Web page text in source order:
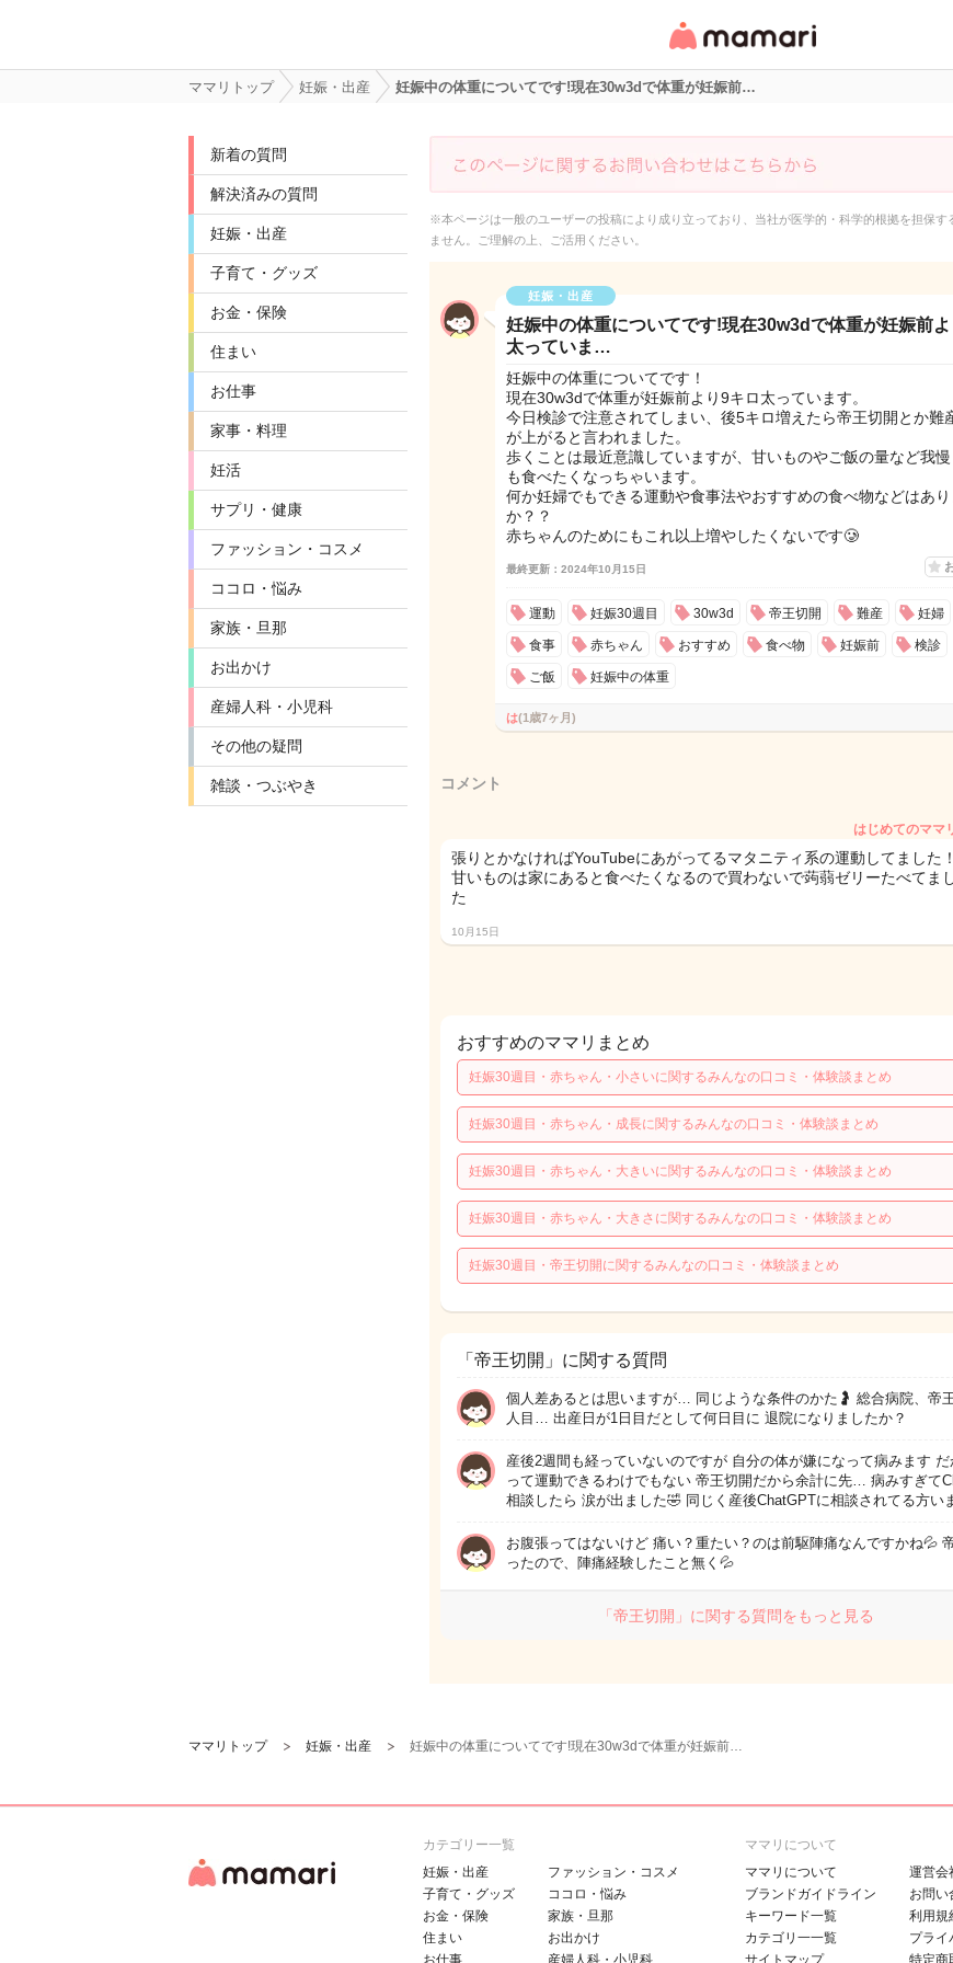
リ・情報サイト
ママリトップ 妊娠・出産 妊娠中の体重についてです!現在30w3dで体重が妊娠前…
新着の質問
解決済みの質問
妊娠・出産
子育て・グッズ
お金・保険
住まい
お仕事
家事・料理
妊活
サプリ・健康
ファッション・コスメ
ココロ・悩み
家族・旦那
お出かけ
産婦人科・小児科
その他の疑問
雑談・つぶやき
※本ページは一般のユーザーの投稿により成り立っており、当社が医学的・科学的根拠を担保す
ません。ご理解の上、ご活用ください。
妊娠・出産
妊娠中の体重についてです!現在30w3dで体重が妊娠前よ
太っていま…
妊娠中の体重についてです！
現在30w3dで体重が妊娠前より9キロ太っています。
今日検診で注意されてしまい、後5キロ増えたら帝王切開とか難
が上がると言われました。
歩くことは最近意識していますが、甘いものやご飯の量など我
も食べたくなっちゃいます。
何か妊婦でもできる運動や食事法やおすすめの食べ物などはあり
か？？
赤ちゃんのためにもこれ以上増やしたくないです🥲
最終更新：2024年10月15日
運動 妊娠30週目 30w3d 帝王切開 難産 妊婦
食事 赤ちゃん おすすめ 食べ物 妊娠前 検診
ご飯 妊娠中の体重
は(1歳7ヶ月)
コメント
はじめてのママ
張りとかなければYouTubeにあがってるマタニティ系の運動してました！
甘いものは家にあると食べたくなるので買わないで蒟蒻ゼリーたべてま
た
10月15日
おすすめのママリまとめ
妊娠30週目・赤ちゃん・小さいに関するみんなの口コミ・体験談まとめ
妊娠30週目・赤ちゃん・成長に関するみんなの口コミ・体験談まとめ
妊娠30週目・赤ちゃん・大きいに関するみんなの口コミ・体験談まとめ
妊娠30週目・赤ちゃん・大きさに関するみんなの口コミ・体験談まとめ
妊娠30週目・帝王切開に関するみんなの口コミ・体験談まとめ
「帝王切開」に関する質問
個人差あるとは思いますが… 同じような条件のかた🤰 総合病院、帝
人目… 出産日が1日目だとして何日目に 退院になりましたか？
産後2週間も経っていないのですが 自分の体が嫌になって病みます
って運動できるわけでもない 帝王切開だから余計に先… 病みすぎて
相談したら 涙が出ました🤣 同じく産後ChatGPTに相談されてる方い
お腹張ってはないけど 痛い？重たい？のは前駆陣痛なんですかね💦
ったので、陣痛経験したこと無く💦
「帝王切開」に関する質問をもっと見る
ママリトップ 妊娠・出産 妊娠中の体重についてです!現在30w3dで体重が妊娠前…
カテゴリー一覧
妊娠・出産
子育て・グッズ
お金・保険
住まい
お仕事
ファッション・コスメ
ココロ・悩み
家族・旦那
お出かけ
産婦人科・小児科
ママリについて
ママリについて
ブランドガイドライン
キーワード一覧
カテゴリ一一覧
サイトマップ
運営会
お問い
利用規
プライ
特定商